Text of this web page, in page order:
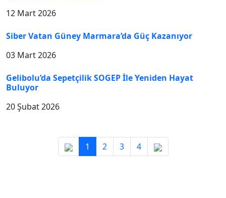
12 Mart 2026
Siber Vatan Güney Marmara’da Güç Kazanıyor
03 Mart 2026
Gelibolu’da Sepetçilik SOGEP İle Yeniden Hayat
Buluyor
20 Şubat 2026
1 2 3 4